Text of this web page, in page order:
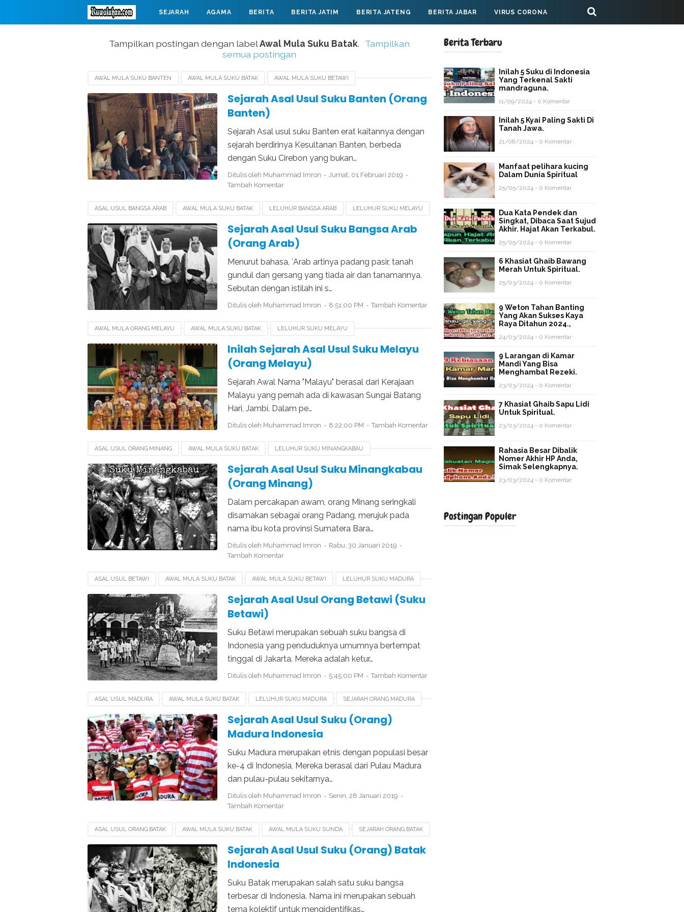
SEJARAH AGAMA BERITA BERITA JATIM BERITA JATENG BERITA JABAR VIRUS CORONA
Tampilkan postingan dengan labelAwal Mula Suku Batak.
Tampilkan
semua postingan
AWAL MULA SUKU BANTEN AWAL MULA SUKU BATAK AWAL MULA SUKU BETAWI
LELUHUR SUKU BANTEN LELUHUR SUKU MELAYUSejarah Asal Usul Suku Banten (Orang
Banten)
Sejarah Asal usul suku Banten erat kaitannya dengan
sejarah berdirinya Kesultanan Banten, berbeda
dengan Suku Cirebon yang bukan…
Ditulis oleh Muhammad Imron
Jumat, 01 Februari 2019
Tambah Komentar
ASAL USUL BANGSA ARAB AWAL MULA SUKU BATAK LELUHUR BANGSA ARAB LELUHUR SUKU MELAYU
SEJARAH SUKU ARAB SEJARAH SUKU JAWA Sejarah Asal Usul Suku Bangsa Arab
(Orang Arab)
Menurut bahasa, ʻArab artinya padang pasir, tanah
gundul dan gersang yang tiada air dan tanamannya.
Sebutan dengan istilah ini s…
Ditulis oleh Muhammad Imron 8:51:00 PM Tambah Komentar
AWAL MULA ORANG MELAYU AWAL MULA SUKU BATAK LELUHUR SUKU MELAYU
SEJARAH ORANG MELAYU SEJARAH SUKU JAWA SEJARAH SUKU MINANGKABAU
Inilah Sejarah Asal Usul Suku Melayu
(Orang Melayu)
Sejarah Awal Nama "Malayu" berasal dari Kerajaan
Malayu yang pernah ada di kawasan Sungai Batang
Hari, Jambi. Dalam pe…
Ditulis oleh Muhammad Imron 8:22:00 PM Tambah Komentar
ASAL USUL ORANG MINANG AWAL MULA SUKU BATAK LELUHUR SUKU MINANGKABAU
SEJARAH SUKU JAWA SEJARAH SUKU MINANGKABAUSejarah Asal Usul Suku Minangkabau
(Orang Minang)
Dalam percakapan awam, orang Minang seringkali
disamakan sebagai orang Padang, merujuk pada
nama ibu kota provinsi Sumatera Bara…
Ditulis oleh Muhammad Imron
Rabu, 30 Januari 2019
Tambah Komentar
ASAL USUL BETAWI AWAL MULA SUKU BATAK AWAL MULA SUKU BETAWI LELUHUR SUKU MADURA
SEJARAH ORANG BETAWI SEJARAH SUKU JAWASejarah Asal Usul Orang Betawi (Suku
Betawi)
Suku Betawi merupakan sebuah suku bangsa di
Indonesia yang penduduknya umumnya bertempat
tinggal di Jakarta. Mereka adalah ketur…
Ditulis oleh Muhammad Imron 5:45:00 PM Tambah Komentar
ASAL USUL MADURA AWAL MULA SUKU BATAK LELUHUR SUKU MADURA SEJARAH ORANG MADURA
SEJARAH SUKU JAWA
Sejarah Asal Usul Suku (Orang)
Madura Indonesia
Suku Madura merupakan etnis dengan populasi besar
ke-4 di Indonesia, Mereka berasal dari Pulau Madura
dan pulau-pulau sekitarnya…
Ditulis oleh Muhammad Imron
Senin, 28 Januari 2019
Tambah Komentar
ASAL USUL ORANG BATAK AWAL MULA SUKU BATAK AWAL MULA SUKU SUNDA SEJARAH ORANG BATAK
SEJARAH SUKU JAWA SEJARAH SUKU SIMALUNGUNSejarah Asal Usul Suku (Orang) Batak
Indonesia
Suku Batak merupakan salah satu suku bangsa
terbesar di Indonesia. Nama ini merupakan sebuah
tema kolektif untuk mengidentifikas…
Berita Terbaru
Inilah 5 Suku di Indonesia
Yang Terkenal Sakti
mandraguna.
11/09/2024 - 0 Komentar
Inilah 5 Kyai Paling Sakti Di
Tanah Jawa.
21/08/2024 - 0 Komentar
Manfaat pelihara kucing
Dalam Dunia Spiritual
25/05/2024 - 0 Komentar
Dua Kata Pendek dan
Singkat, Dibaca Saat Sujud
Akhir. Hajat Akan Terkabul.
25/05/2024 - 0 Komentar
6 Khasiat Ghaib Bawang
Merah Untuk Spiritual.
25/03/2024 - 0 Komentar
9 Weton Tahan Banting
Yang Akan Sukses Kaya
Raya Ditahun 2024.,
24/03/2024 - 0 Komentar
9 Larangan di Kamar
Mandi Yang Bisa
Menghambat Rezeki.
23/03/2024 - 0 Komentar
7 Khasiat Ghaib Sapu Lidi
Untuk Spiritual.
23/03/2024 - 0 Komentar
Rahasia Besar Dibalik
Nomer Akhir HP Anda,
Simak Selengkapnya.
23/03/2024 - 0 Komentar
Postingan Populer